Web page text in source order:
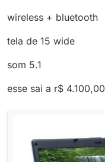
wireless + bluetooth
tela de 15 wide
som 5.1
esse sai a r$ 4.100,00